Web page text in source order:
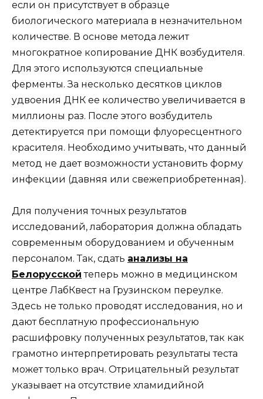
если он присутствует в образце
биологического материала в незначительном
количестве. В основе метода лежит
многократное копирование ДНК возбудителя.
Для этого используются специальные
ферменты. За несколько десятков циклов
удвоения ДНК ее количество увеличивается в
миллионы раз. После этого возбудитель
детектируется при помощи флуоресцентного
красителя. Необходимо учитывать, что данный
метод не дает возможности установить форму
инфекции (давняя или свежеприобретенная).
Для получения точных результатов
исследований, лаборатория должна обладать
современным оборудованием и обученным
персоналом. Так, сдать анализы на
Белорусской теперь можно в медицинском
центре ЛабКвест на Грузинском переулке.
Здесь не только проводят исследования, но и
дают бесплатную профессиональную
расшифровку полученных результатов, так как
грамотно интерпретировать результаты теста
может только врач. Отрицательный результат
указывает на отсутствие хламидийной